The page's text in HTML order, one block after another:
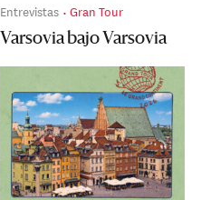
Entrevistas Gran Tour
Varsovia bajo Varsovia